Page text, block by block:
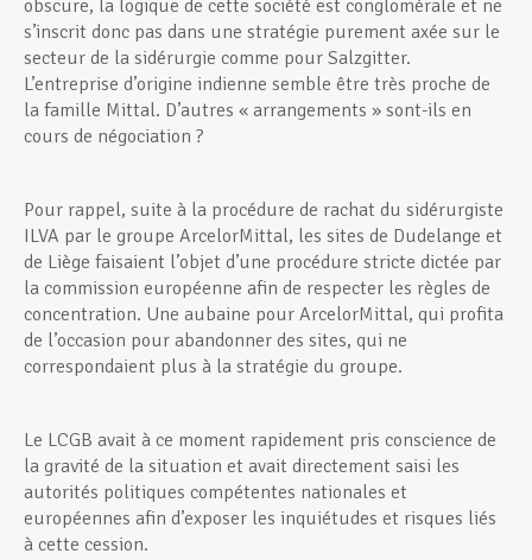
obscure, la logique de cette société est conglomérale et ne
s’inscrit donc pas dans une stratégie purement axée sur le
secteur de la sidérurgie comme pour Salzgitter.
L’entreprise d’origine indienne semble être très proche de
la famille Mittal. D’autres « arrangements » sont-ils en
cours de négociation ?
Pour rappel, suite à la procédure de rachat du sidérurgiste
ILVA par le groupe ArcelorMittal, les sites de Dudelange et
de Liège faisaient l’objet d’une procédure stricte dictée par
la commission européenne afin de respecter les règles de
concentration. Une aubaine pour ArcelorMittal, qui profita
de l’occasion pour abandonner des sites, qui ne
correspondaient plus à la stratégie du groupe.
Le LCGB avait à ce moment rapidement pris conscience de
la gravité de la situation et avait directement saisi les
autorités politiques compétentes nationales et
européennes afin d’exposer les inquiétudes et risques liés
à cette cession.